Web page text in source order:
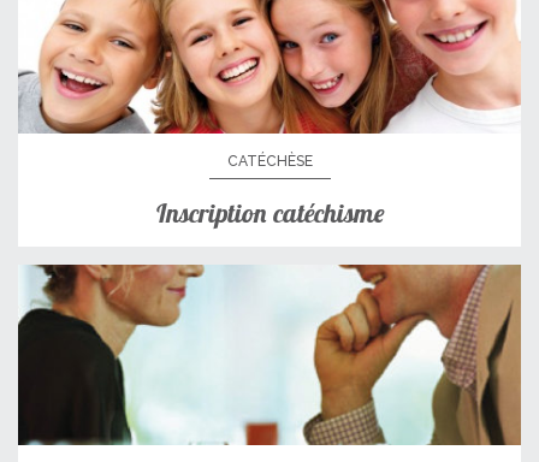
CATÉCHÈSE
Inscription catéchisme